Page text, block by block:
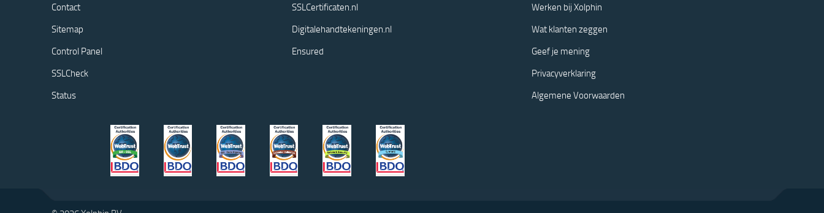
Contact
Sitemap
Control Panel
SSLCheck
Status
SSLCertificaten.nl
Digitalehandtekeningen.nl
Ensured
Werken bij Xolphin
Wat klanten zeggen
Geef je mening
Privacyverklaring
Algemene Voorwaarden